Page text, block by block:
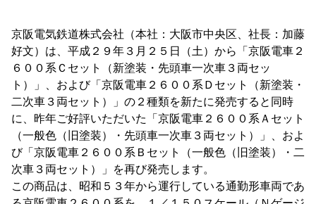
京阪電気鉄道株式会社（本社：大阪市中央区、社長：加藤
好文）は、平成２９年３月２５日（土）から「京阪電車２
６００系Ｃセット（新塗装・先頭車一次車３両セッ
ト）」、および「京阪電車２６００系Ｄセット（新塗装・
二次車３両セット）」の２種類を新たに発売すると同時
に、昨年ご好評いただいた「京阪電車２６００系Ａセット
（一般色（旧塗装）・先頭車一次車３両セット）」、およ
び「京阪電車２６００系Ｂセット（一般色（旧塗装）・二
次車３両セット）」を再び発売します。
この商品は、昭和５３年から運行している通勤形車両であ